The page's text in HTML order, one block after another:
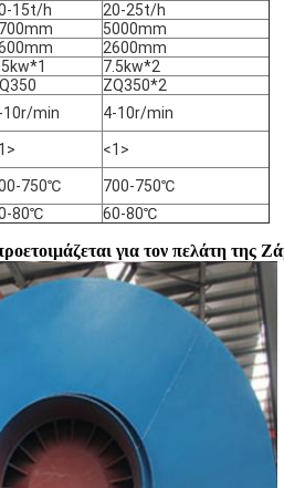
15t/h
20-25t/h
5000mm
2600mm
7.5kw*2
ZQ350*2
10r/min
4-10r/min
<1>
750℃
700-750℃
80℃ 60-80℃
για τον πελάτη της